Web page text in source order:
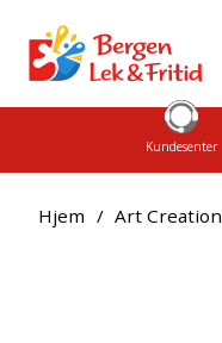
Kundesenter
Hjem / Art Creation